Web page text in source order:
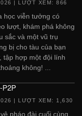
| LƯỢT XEM: 866
học viễn tưởng có
lượt, khám phá không
sắc và một vũ trụ
bị cho tàu của bạn
tập hợp một đội lính
không! ...
P2P
| LƯỢT XEM: 1,630
pháo đài cuối cùng